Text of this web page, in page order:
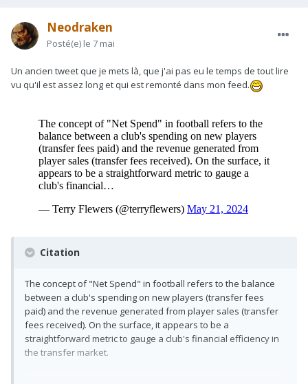
Neodraken
Posté(e) le 7 mai
Un ancien tweet que je mets là, que j'ai pas eu le temps de tout lire
vu qu'il est assez long et qui est remonté dans mon feed.
Citation
The concept of "Net Spend" in football refers to the balance
between a club's spending on new players (transfer fees
paid) and the revenue generated from player sales (transfer
fees received). On the surface, it appears to be a
straightforward metric to gauge a club's financial efficiency in
the transfer market.